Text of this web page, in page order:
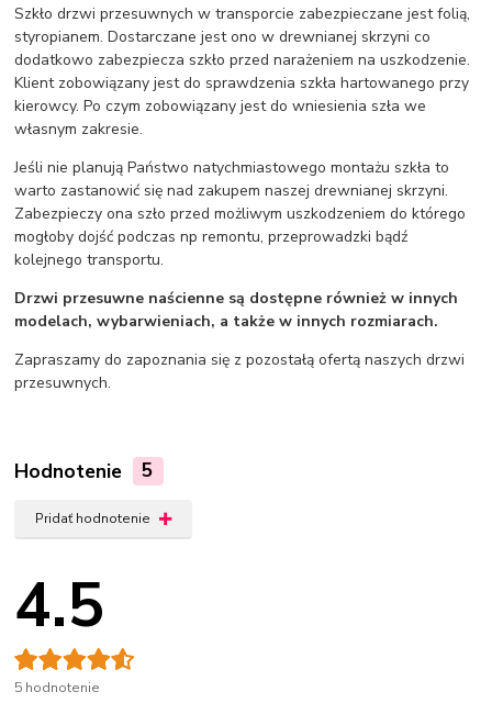
Szkło drzwi przesuwnych w transporcie zabezpieczane jest folią,
styropianem. Dostarczane jest ono w drewnianej skrzyni co
dodatkowo zabezpiecza szkło przed narażeniem na uszkodzenie.
Klient zobowiązany jest do sprawdzenia szkła hartowanego przy
kierowcy. Po czym zobowiązany jest do wniesienia szła we
własnym zakresie.
Jeśli nie planują Państwo natychmiastowego montażu szkła to
warto zastanowić się nad zakupem naszej drewnianej skrzyni.
Zabezpieczy ona szło przed możliwym uszkodzeniem do którego
mogłoby dojść podczas np remontu, przeprowadzki bądź
kolejnego transportu.
Drzwi przesuwne naścienne są dostępne również w innych
modelach, wybarwieniach, a także w innych rozmiarach.
Zapraszamy do zapoznania się z pozostałą ofertą naszych drzwi
przesuwnych.
Hodnotenie 5
Pridať hodnotenie
4.5
5 hodnotenie